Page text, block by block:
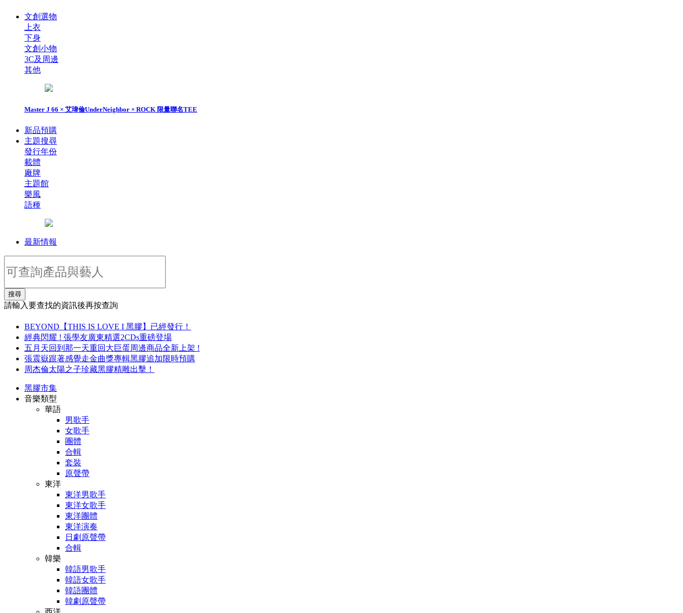
文創選物
上衣
下身
文創小物
3C及周邊
其他
Master J 66 × 艾瑋倫UnderNeighbor × ROCK 限量聯名TEE
新品預購
主題搜尋
發行年份
載體
廠牌
主題館
樂風
語種
最新情報
搜尋
請輸入要查找的資訊後再按查詢
BEYOND【THIS IS LOVE I 黑膠】已經發行！
經典閃耀 ! 張學友廣東精選2CDs重磅登場
五月天回到那一天重回大巨蛋周邊商品全新上架 !
張震嶽跟著感覺走金曲獎專輯黑膠追加限時預購
周杰倫太陽之子珍藏黑膠精雕出擊！
黑膠市集
音樂類型
華語
男歌手
女歌手
團體
合輯
套裝
原聲帶
東洋
東洋男歌手
東洋女歌手
東洋團體
東洋演奏
日劇原聲帶
合輯
韓樂
韓語男歌手
韓語女歌手
韓語團體
韓劇原聲帶